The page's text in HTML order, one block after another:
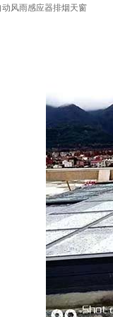
动风雨感应器排烟天窗